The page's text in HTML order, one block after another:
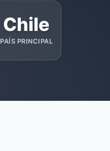
Chile
PAÍS PRINCIPAL